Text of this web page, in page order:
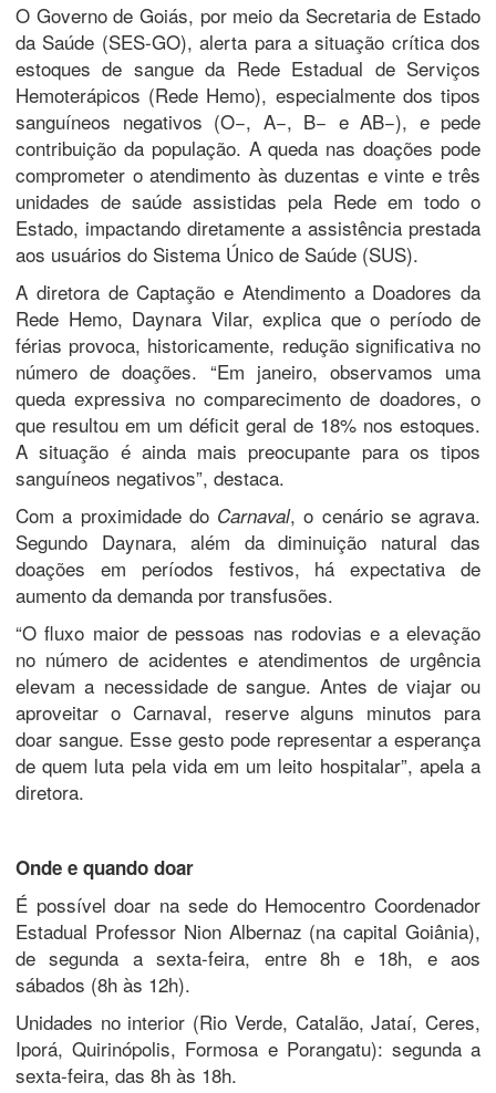
O Governo de Goiás, por meio da Secretaria de Estado
da Saúde (SES-GO), alerta para a situação crítica dos
estoques de sangue da Rede Estadual de Serviços
Hemoterápicos (Rede Hemo), especialmente dos tipos
sanguíneos negativos (O−, A−, B− e AB−), e pede
contribuição da população. A queda nas doações pode
comprometer o atendimento às duzentas e vinte e três
unidades de saúde assistidas pela Rede em todo o
Estado, impactando diretamente a assistência prestada
aos usuários do Sistema Único de Saúde (SUS).
A diretora de Captação e Atendimento a Doadores da
Rede Hemo, Daynara Vilar, explica que o período de
férias provoca, historicamente, redução significativa no
número de doações. “Em janeiro, observamos uma
queda expressiva no comparecimento de doadores, o
que resultou em um déficit geral de 18% nos estoques.
A situação é ainda mais preocupante para os tipos
sanguíneos negativos”, destaca.
Com a proximidade do Carnaval, o cenário se agrava.
Segundo Daynara, além da diminuição natural das
doações em períodos festivos, há expectativa de
aumento da demanda por transfusões.
“O fluxo maior de pessoas nas rodovias e a elevação
no número de acidentes e atendimentos de urgência
elevam a necessidade de sangue. Antes de viajar ou
aproveitar o Carnaval, reserve alguns minutos para
doar sangue. Esse gesto pode representar a esperança
de quem luta pela vida em um leito hospitalar”, apela a
diretora.
Onde e quando doar
É possível doar na sede do Hemocentro Coordenador
Estadual Professor Nion Albernaz (na capital Goiânia),
de segunda a sexta-feira, entre 8h e 18h, e aos
sábados (8h às 12h).
Unidades no interior (Rio Verde, Catalão, Jataí, Ceres,
Iporá, Quirinópolis, Formosa e Porangatu): segunda a
sexta-feira, das 8h às 18h.